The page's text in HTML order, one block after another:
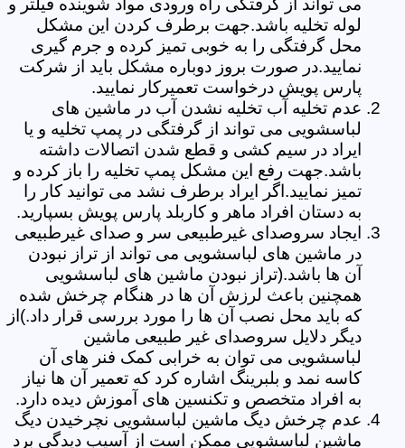
می تواند از گرفتگی راه ورودی مواد شوینده فیلتر و
لوله تخلیه باشد.جهت برطرف کردن این مشکل
محل گرفتگی را به خوبی تمیز کرده و جرم گیری
نمایید.در صورت بروز دوباره مشکل باید از شرکت
پارس پویش درخواست تعمیرکار نمایید.
عدم تخلیه آب تخلیه نشدن آب در ماشین های
لباسشویی می تواند از گرفتگی در پمپ تخلیه و یا
ایراد در سیم کشی و قطع شدن اتصالات داشته
باشد.جهت رفع این مشکل پمپ تخلیه را باز کرده و
تمیز نمایید.اگر ایراد برطرف نشد می توانید کار را
به دستان افراد ماهر و کاربلد پارس پویش بسپارید.
ایجاد سروصدای غیرطبیعی سر و صدای غیرطبیعی
در ماشین های لباسشویی می تواند از تراز نبودن
آن ها باشد.(تراز نبودن ماشین های لباسشویی
همچنین باعث لرزش آن ها در هنگام چرخش شده
که باید محل نصب آن ها را مورد بررسی قرار داد.)از
دیگر دلایل سروصدای غیر طبیعی ماشین
لباسشویی می توان به خرابی کمک فنر های آن
کاسه نمد و بلبرینگ اشاره کرد که تعمیر آن ها نیاز
به افراد متخصص و تکنسین های آموزش دیده دارد.
عدم چرخش دیگ ماشین لباسشویی نچرخیدن دیگ
ماشین لباسشویی ممکن است از آسیب دیدگی برد